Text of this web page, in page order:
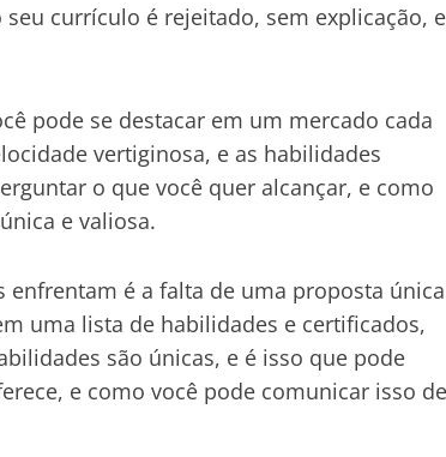
currículo é rejeitado, sem explicação, e
pode se destacar em um mercado cada
vertiginosa, e as habilidades
o que você quer alcançar, e como
e valiosa.
é a falta de uma proposta única
uma lista de habilidades e certificados,
são únicas, e é isso que pode
e como você pode comunicar isso de